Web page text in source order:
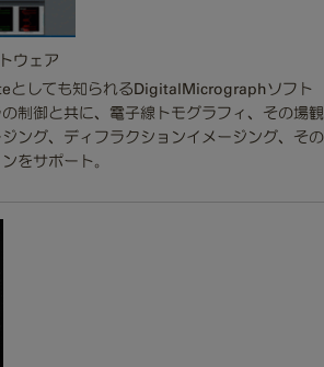
ウェア
としても知られるDigitalMicrographソフト
制御と共に、電子線トモグラフィ、その場観
ング、ディフラクションイメージング、その
をサポート。